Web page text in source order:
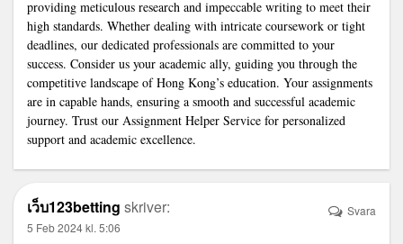
providing meticulous research and impeccable writing to meet their
high standards. Whether dealing with intricate coursework or tight
deadlines, our dedicated professionals are committed to your
success. Consider us your academic ally, guiding you through the
competitive landscape of Hong Kong’s education. Your assignments
are in capable hands, ensuring a smooth and successful academic
journey. Trust our Assignment Helper Service for personalized
support and academic excellence.
เว็บ123betting skriver:
5 Feb 2024 kl. 5:06
Svara